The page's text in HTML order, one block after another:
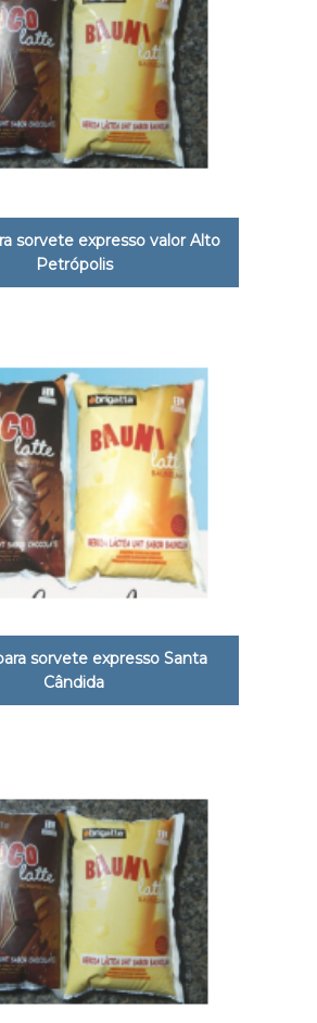
sorvete expresso valor Alto
Petrópolis
sorvete expresso Santa
Cândida